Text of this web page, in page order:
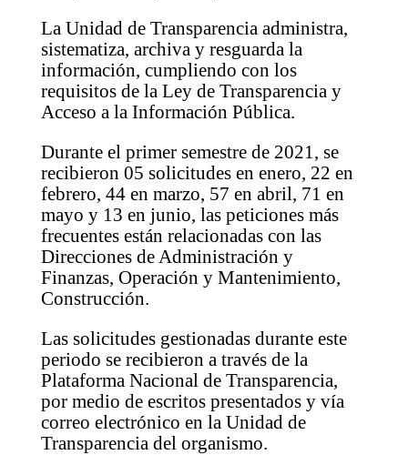
La Unidad de Transparencia administra,
sistematiza, archiva y resguarda la
información, cumpliendo con los
requisitos de la Ley de Transparencia y
Acceso a la Información Pública.
Durante el primer semestre de 2021, se
recibieron 05 solicitudes en enero, 22 en
febrero, 44 en marzo, 57 en abril, 71 en
mayo y 13 en junio, las peticiones más
frecuentes están relacionadas con las
Direcciones de Administración y
Finanzas, Operación y Mantenimiento,
Construcción.
Las solicitudes gestionadas durante este
periodo se recibieron a través de la
Plataforma Nacional de Transparencia,
por medio de escritos presentados y vía
correo electrónico en la Unidad de
Transparencia del organismo.